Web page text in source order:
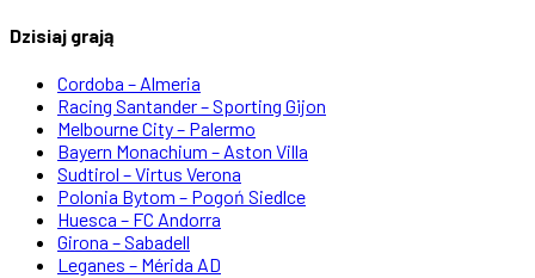
Dzisiaj grają
Cordoba – Almeria
Racing Santander – Sporting Gijon
Melbourne City – Palermo
Bayern Monachium – Aston Villa
Sudtirol – Virtus Verona
Polonia Bytom – Pogoń Siedlce
Huesca – FC Andorra
Girona – Sabadell
Leganes – Mérida AD